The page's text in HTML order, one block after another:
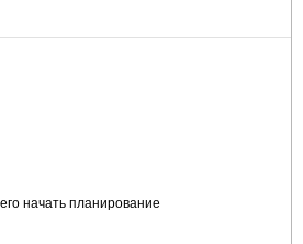
начать планирование